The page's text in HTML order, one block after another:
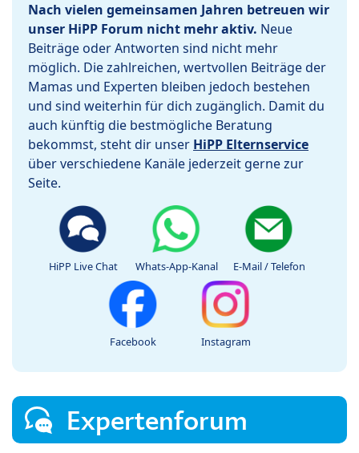
Nach vielen gemeinsamen Jahren betreuen wir
unser HiPP Forum nicht mehr aktiv. Neue
Beiträge oder Antworten sind nicht mehr
möglich. Die zahlreichen, wertvollen Beiträge der
Mamas und Experten bleiben jedoch bestehen
und sind weiterhin für dich zugänglich. Damit du
auch künftig die bestmögliche Beratung
bekommst, steht dir unser HiPP Elternservice
über verschiedene Kanäle jederzeit gerne zur
Seite.
HiPP Live Chat Whats-App-Kanal E-Mail / Telefon
Facebook Instagram
Expertenforum